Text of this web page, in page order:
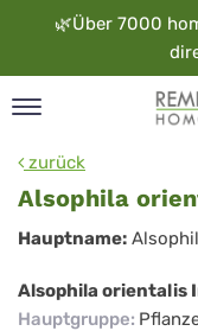
🌿Über 7000
zurück
Alsophila
Alsophila
orientalis
Hauptname:
Alsophila orientalis
Hauptgruppe: